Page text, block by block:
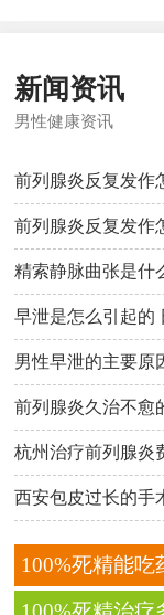
新闻资讯
男性健康资讯
前列腺炎反复发作
前列腺炎反复发作
精索静脉曲张是什
早泄是怎么引起的
男性早泄的主要原
前列腺炎久治不愈
杭州治疗前列腺炎
西安包皮过长的手
100%死精能吃